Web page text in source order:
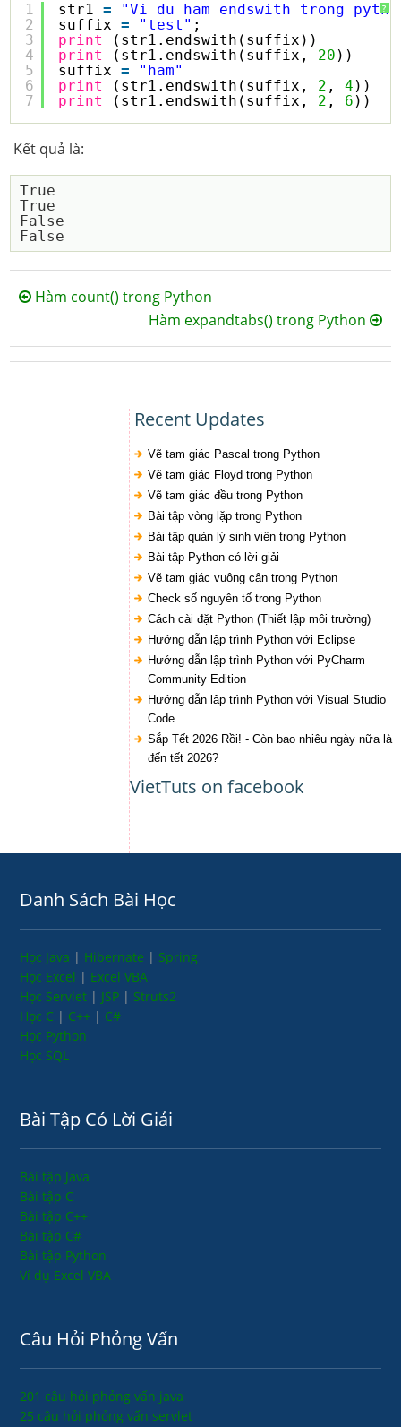
?
1
2
3
4
5
6
7
str1 =
"Vi du ham endswith trong
suffix = "test" ;
print
(str1.endswith(suffix))
print
(str1.endswith(suffix, 20 ))
suffix =
"ham"
print
(str1.endswith(suffix, 2 , 4 ))
print
(str1.endswith(suffix, 2 , 6 ))
Kết quả là:
True
True
False
Hàm count() trong Python
Hàm expandtabs() trong Python
Recent Updates
Vẽ tam giác Pascal trong Python
Vẽ tam giác Floyd trong Python
Vẽ tam giác đều trong Python
Bài tập vòng lặp trong Python
Bài tập quản lý sinh viên trong Python
Bài tập Python có lời giải
Vẽ tam giác vuông cân trong Python
Check số nguyên tố trong Python
Cách cài đặt Python (Thiết lập môi trường)
Hướng dẫn lập trình Python với Eclipse
Hướng dẫn lập trình Python với PyCharm
Community Edition
Hướng dẫn lập trình Python với Visual Studio
Code
Sắp Tết 2026 Rồi! - Còn bao nhiêu ngày nữa là
đến tết 2026?
VietTuts on facebook
Danh Sách Bài Học
Học Java | Hibernate | Spring
Học Excel | Excel VBA
Học Servlet | JSP | Struts2
Học C | C++ | C#
Học Python
Học SQL
Bài Tập Có Lời Giải
Bài tập Java
Bài tập C
Bài tập C++
Bài tập C#
Bài tập Python
Ví dụ Excel VBA
Câu Hỏi Phỏng Vấn
201 câu hỏi phỏng vấn java
25 câu hỏi phỏng vấn servlet